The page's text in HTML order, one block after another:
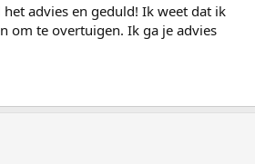
advies en geduld! Ik weet dat ik
om te overtuigen. Ik ga je advies